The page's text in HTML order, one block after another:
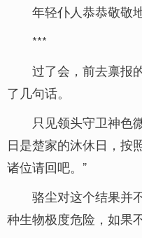
年轻仆人恭恭敬敬
***
过了会，前去禀报
了几句话。
只见领头守卫神色
日是楚家的沐休日，按
诸位请回吧。”
骆尘对这个结果并
种生物极度危险，如果